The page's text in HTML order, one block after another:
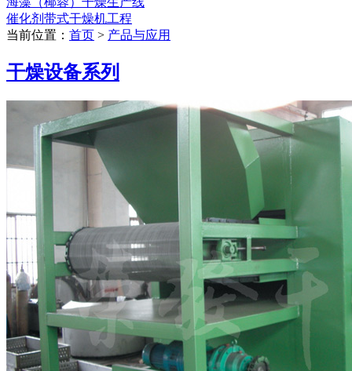
催化剂带式干燥机工程
当前位置： 首页 > 产品与应用
干燥设备系列